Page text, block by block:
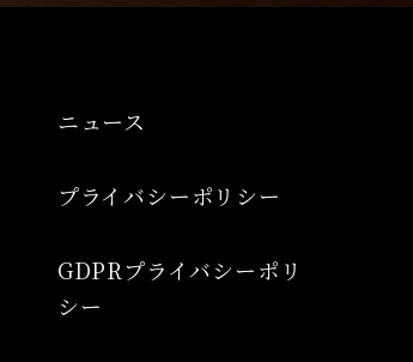
ニュース
プライバシーポリシー
GDPRプライバシーポリ
シー